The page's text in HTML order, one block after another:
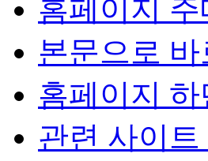
홈페이지
본문으로 바
홈페이지
관련 사이